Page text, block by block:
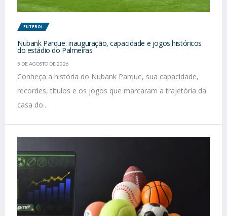
FUTEBOL
Nubank Parque: inauguração, capacidade e jogos históricos
do estádio do Palmeiras
5 DE AGOSTO DE 2026
Conheça a história do Nubank Parque, sua capacidade,
recordes, títulos e os jogos que marcaram a trajetória da
casa do...